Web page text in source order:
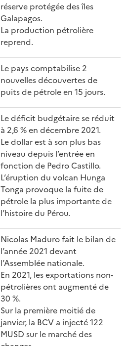
réserve protégée des îles
Galapagos.
La production pétrolière
reprend.
Le pays comptabilise 2
nouvelles découvertes de
puits de pétrole en 15 jours.
Le déficit budgétaire se réduit
à 2,6 % en décembre 2021.
Le dollar est à son plus bas
niveau depuis l’entrée en
fonction de Pedro Castillo.
L’éruption du volcan Hunga
Tonga provoque la fuite de
pétrole la plus importante de
l’histoire du Pérou.
Nicolas Maduro fait le bilan de
l’année 2021 devant
l’Assemblée nationale.
En 2021, les exportations non-
pétrolières ont augmenté de
30 %.
Sur la première moitié de
janvier, la BCV a injecté 122
MUSD sur le marché des